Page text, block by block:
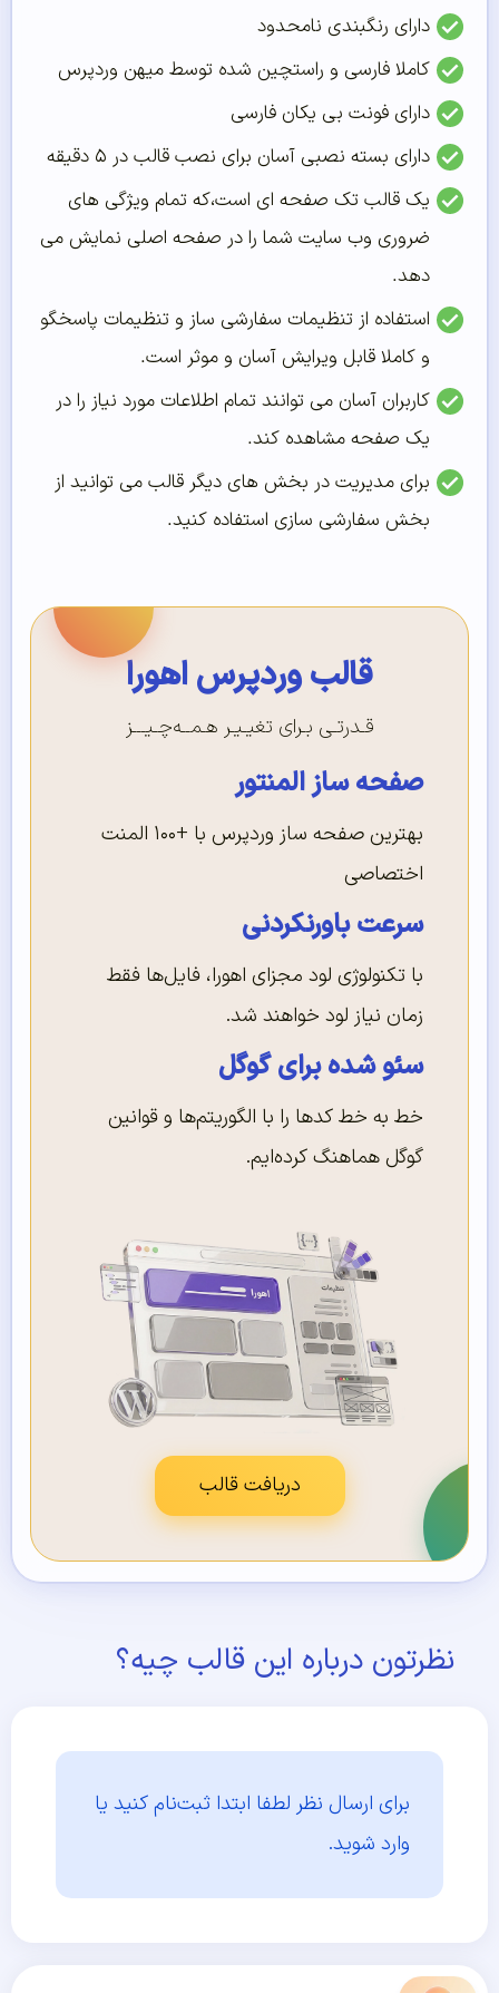
دارای رنگبندی نامحدود
کاملا فارسی و راستچین شده توسط میهن وردپرس
دارای فونت بی یکان فارسی
دارای بسته نصبی آسان برای نصب قالب در ۵ دقیقه
یک قالب تک صفحه ای است،که تمام ویژگی های
ضروری وب سایت شما را در صفحه اصلی نمایش می
دهد.
استفاده از تنظیمات سفارشی ساز و تنظیمات پاسخگو
و کاملا قابل ویرایش آسان و موثر است.
کاربران آسان می توانند تمام اطلاعات مورد نیاز را در
یک صفحه مشاهده کند.
برای مدیریت در بخش های دیگر قالب می توانید از
بخش سفارشی سازی استفاده کنید.
قالب وردپرس اهورا
قـدرتـی بـرای تغیـیـر هـمــه‌چـیـــز
صفحه ساز المنتور
بهترین صفحه ساز وردپرس با +۱۰۰ المنت
اختصاصی
سرعت باورنکردنی
با تکنولوژی لود مجزای اهورا، فایل‌ها فقط
زمان نیاز لود خواهند شد.
سئو شده برای گوگل
خط به خط کدها را با الگوریتم‌ها و قوانین
گوگل هماهنگ کرده‌ایم.
دریافت قالب
نظرتون درباره این قالب چیه؟
برای ارسال نظر لطفا ابتدا ثبت‌نام کنید یا
وارد شوید.